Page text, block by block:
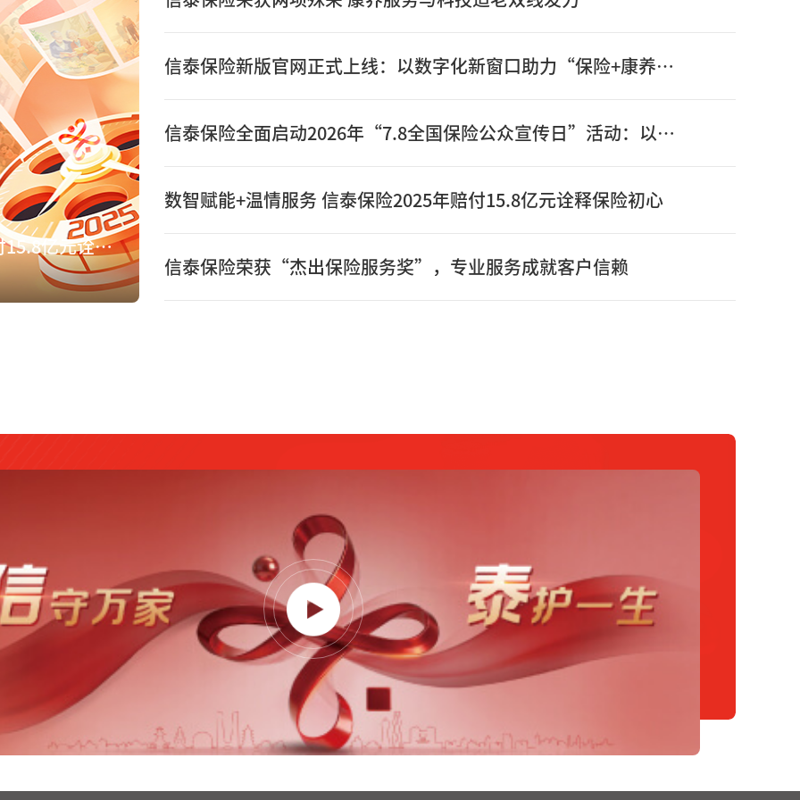
数智赋能+温情服务 信泰保险2025年赔付15.8亿元诠释保险初心
信泰保险新版官网正式上线：以数字化新窗口助力“保险+康养”高质量发展
信泰保险全面启动2026年“7.8全国保险公众宣传日”活动：以奋进姿态书写“十五五”开局之年保险答卷
数智赋能+温情服务 信泰保险2025年赔付15.8亿元诠释保险初心
信泰保险荣获“杰出保险服务奖”，专业服务成就客户信赖